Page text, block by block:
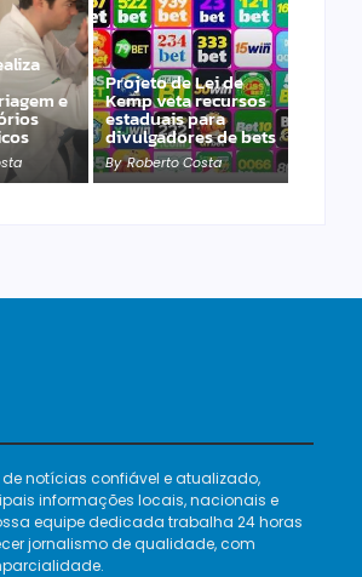
e
Projeto de Lei de
Kemp veta recursos
estaduais para
divulgadores de bets
By Roberto Costa
com
de
notícias confiável e atualizado,
informações locais, nacionais e
equipe dedicada trabalha 24 horas
jornalismo de qualidade, com